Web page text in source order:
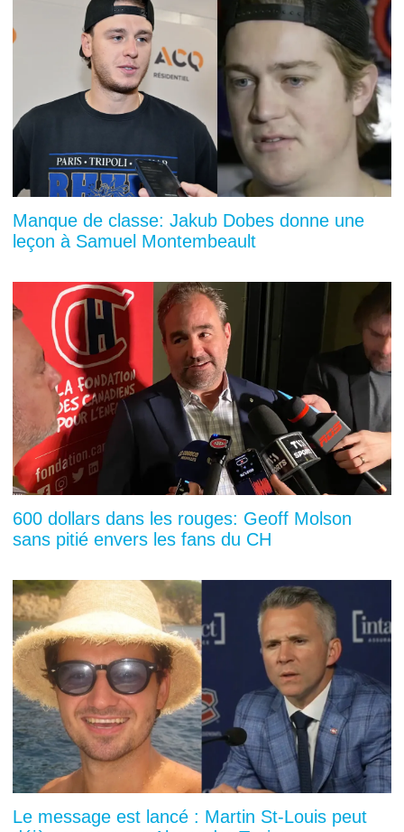
Manque de classe: Jakub Dobes donne une
leçon à Samuel Montembeault
600 dollars dans les rouges: Geoff Molson
sans pitié envers les fans du CH
Le message est lancé : Martin St-Louis peut